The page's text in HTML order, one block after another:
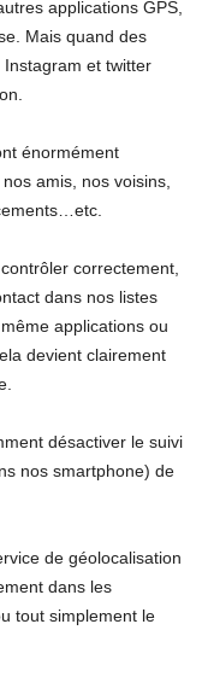
applications GPS,
Mais quand des
et twitter
énormément
amis, nos voisins,
correctement,
dans nos listes
applications ou
devient clairement
désactiver le suivi
nos smartphone) de
de géolocalisation
dans les
tout simplement le